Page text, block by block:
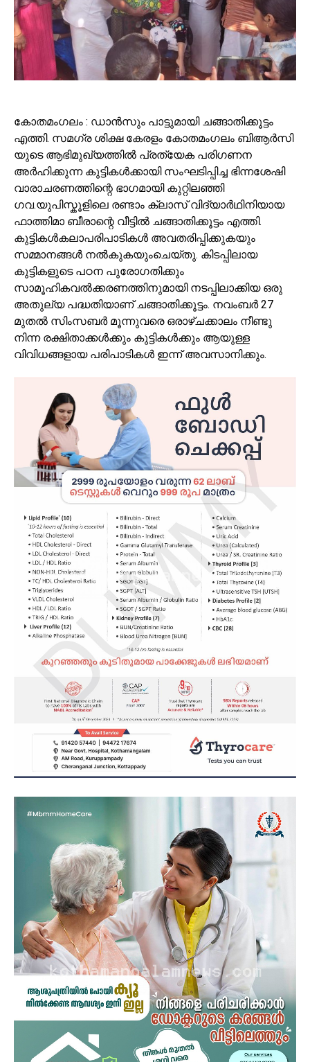
കോതമംഗലം : ഡാൻസും പാട്ടുമായി ചങ്ങാതിക്കൂട്ടം
എത്തി. സമഗ്ര ശിക്ഷ കേരളം കോതമംഗലം ബിആർസി
യുടെ ആഭിമുഖ്യത്തിൽ പ്രത്യേക പരിഗണന
അർഹിക്കുന്ന കുട്ടികൾക്കായി സംഘടിപ്പിച്ച ഭിന്നശേഷി
വാരാചരണത്തിന്റെ ഭാഗമായി കുറ്റിലഞ്ഞി
ഗവ.യുപിസ്കൂളിലെ രണ്ടാം ക്ലാസ് വിദ്യാർഥിനിയായ
ഫാത്തിമാ ബീരാന്റെ വീട്ടിൽ ചങ്ങാതിക്കൂട്ടം എത്തി.
കുട്ടികൾകലാപരിപാടികൾ അവതരിപ്പിക്കുകയും
സമ്മാനങ്ങൾ നൽകുകയുംചെയ്തു. കിടപ്പിലായ
കുട്ടികളുടെ പഠന പുരോഗതിക്കും
സാമൂഹികവൽക്കരണത്തിനുമായി നടപ്പിലാക്കിയ ഒരു
അതുല്യ പദ്ധതിയാണ് ചങ്ങാതിക്കൂട്ടം. നവംബർ 27
മുതൽ സിംസബർ മൂന്നുവരെ ഒരാഴ്ചക്കാലം നീണ്ടു
നിന്ന രക്ഷിതാക്കൾക്കും കുട്ടികൾക്കും ആയുള്ള
വിവിധങ്ങളായ പരിപാടികൾ ഇന്ന് അവസാനിക്കും.